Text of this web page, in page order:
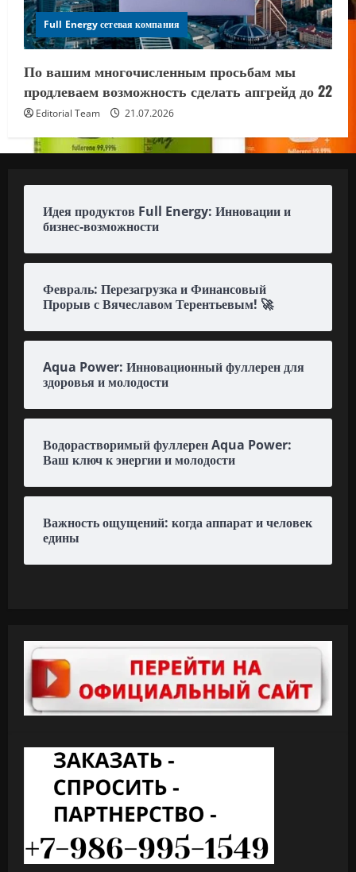
Full Energy сетевая компания
По вашим многочисленным просьбам мы
продлеваем возможность сделать апгрейд до 22
Editorial Team 21.07.2026
Идея продуктов Full Energy: Инновации и
бизнес-возможности
Февраль: Перезагрузка и Финансовый
Прорыв с Вячеславом Терентьевым! 🚀
Aqua Power: Инновационный фуллерен для
здоровья и молодости
Водорастворимый фуллерен Aqua Power:
Ваш ключ к энергии и молодости
Важность ощущений: когда аппарат и человек
едины